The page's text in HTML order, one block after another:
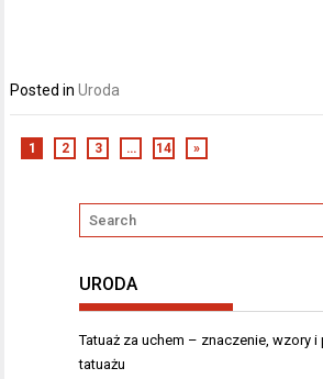
Posted inUroda
1 2 3 … 14 »
URODA
Tatuaż za uchem – znaczenie, wzory
tatuażu